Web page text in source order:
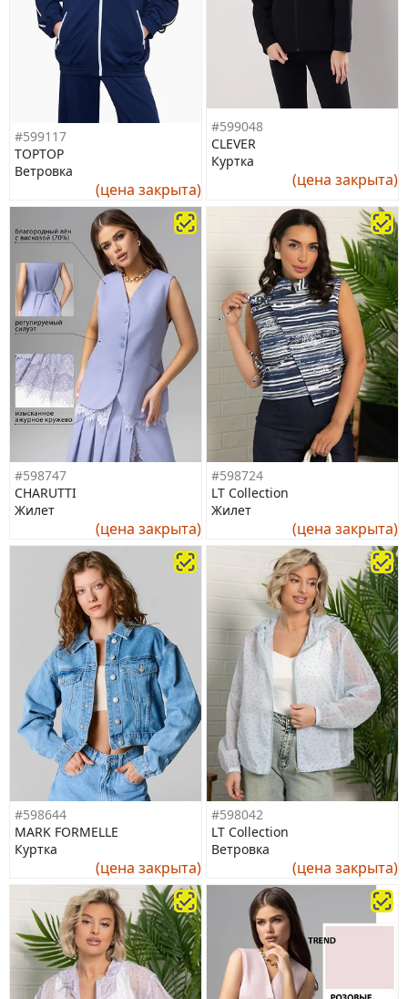
#599117
TOPTOP
Ветровка
(цена закрыта)
#599048
CLEVER
Куртка
(цена закрыта)
#598747
CHARUTTI
Жилет
(цена закрыта)
#598724
LT Collection
Жилет
(цена закрыта)
#598644
MARK FORMELLE
Куртка
(цена закрыта)
#598042
LT Collection
Ветровка
(цена закрыта)